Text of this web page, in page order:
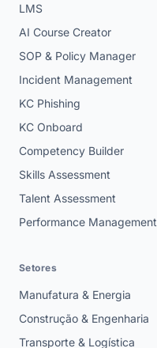
LMS
AI Course Creator
SOP & Policy Manager
Incident Management
KC Phishing
KC Onboard
Competency Builder
Skills Assessment
Talent Assessment
Performance Management
Setores
Manufatura & Energia
Construção & Engenharia
Transporte & Logística